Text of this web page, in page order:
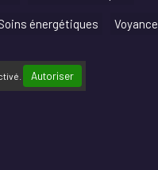
énergétiques Voyance
Autoriser